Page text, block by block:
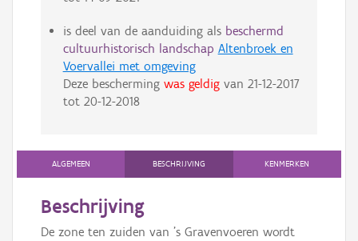
is deel van de aanduiding als beschermd
cultuurhistorisch landschap Altenbroek en
Voervallei met omgeving
Deze bescherming was geldigvan 21-12-2017
tot 20-12-2018
ALGEMEEN BESCHRIJVING KENMERKEN
Beschrijving
De zone ten zuiden van 's Gravenvoeren wordt